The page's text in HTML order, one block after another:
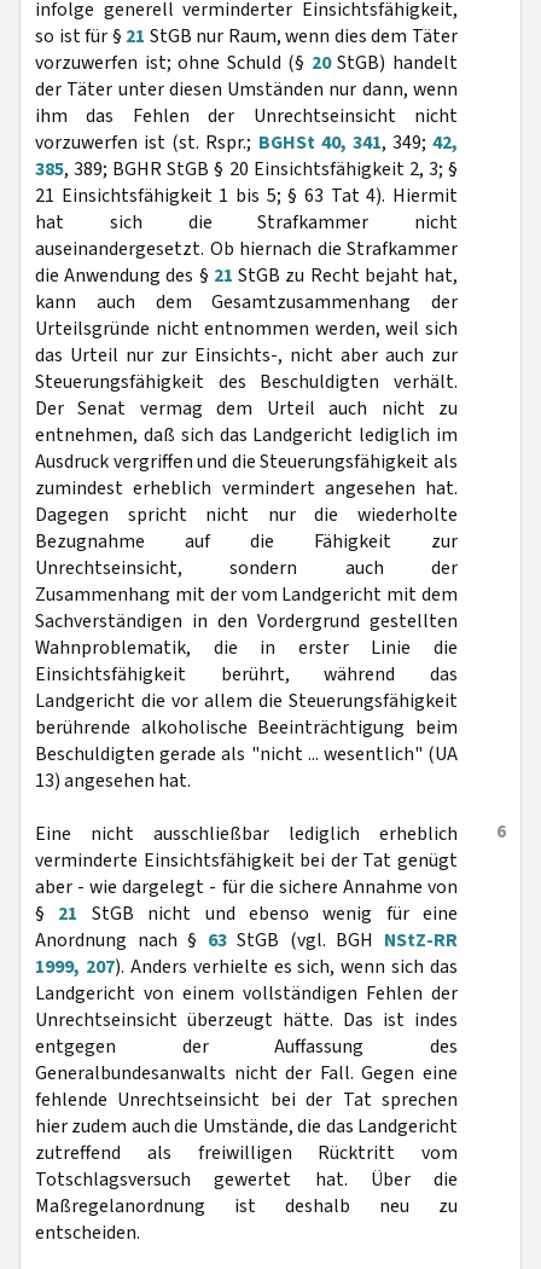
infolge generell verminderter Einsichtsfähigkeit,
so ist für § 21 StGB nur Raum, wenn dies dem Täter
vorzuwerfen ist; ohne Schuld (§ 20StGB) handelt
der Täter unter diesen Umständen nur dann, wenn
ihm das Fehlen der Unrechtseinsicht nicht
vorzuwerfen ist (st. Rspr.; BGHSt 40, 341, 349; 42,
385, 389; BGHR StGB § 20 Einsichtsfähigkeit 2, 3; §
21 Einsichtsfähigkeit 1 bis 5; § 63 Tat 4). Hiermit
hat sich die Strafkammer nicht
auseinandergesetzt. Ob hiernach die Strafkammer
die Anwendung des § 21 StGB zu Recht bejaht hat,
kann auch dem Gesamtzusammenhang der
Urteilsgründe nicht entnommen werden, weil sich
das Urteil nur zur Einsichts-, nicht aber auch zur
Steuerungsfähigkeit des Beschuldigten verhält.
Der Senat vermag dem Urteil auch nicht zu
entnehmen, daß sich das Landgericht lediglich im
Ausdruck vergriffen und die Steuerungsfähigkeit als
zumindest erheblich vermindert angesehen hat.
Dagegen spricht nicht nur die wiederholte
Bezugnahme auf die Fähigkeit zur
Unrechtseinsicht, sondern auch der
Zusammenhang mit der vom Landgericht mit dem
Sachverständigen in den Vordergrund gestellten
Wahnproblematik, die in erster Linie die
Einsichtsfähigkeit berührt, während das
Landgericht die vor allem die Steuerungsfähigkeit
berührende alkoholische Beeinträchtigung beim
Beschuldigten gerade als "nicht ... wesentlich" (UA
13) angesehen hat.
6
Eine nicht ausschließbar lediglich erheblich
verminderte Einsichtsfähigkeit bei der Tat genügt
aber - wie dargelegt - für die sichere Annahme von
§ 21 StGB nicht und ebenso wenig für eine
Anordnung nach § 63StGB (vgl. BGH NStZ-RR
1999, 207). Anders verhielte es sich, wenn sich das
Landgericht von einem vollständigen Fehlen der
Unrechtseinsicht überzeugt hätte. Das ist indes
entgegen der Auffassung des
Generalbundesanwalts nicht der Fall. Gegen eine
fehlende Unrechtseinsicht bei der Tat sprechen
hier zudem auch die Umstände, die das Landgericht
zutreffend als freiwilligen Rücktritt vom
Totschlagsversuch gewertet hat. Über die
Maßregelanordnung ist deshalb neu zu
entscheiden.